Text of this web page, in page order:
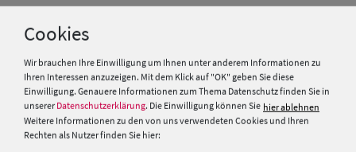
Cookies
Wir brauchen Ihre Einwilligung um Ihnen unter anderem Informationen zu
Ihren Interessen anzuzeigen. Mit dem Klick auf "OK" geben Sie diese
Einwilligung. Genauere Informationen zum Thema Datenschutz finden Sie in
unserer Datenschutzerklärung. Die Einwilligung können Sie hier ablehnen
Weitere Informationen zu den von uns verwendeten Cookies und Ihren
Rechten als Nutzer finden Sie hier: